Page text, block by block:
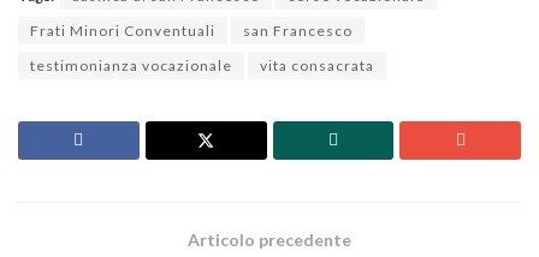
Frati Minori Conventuali
san Francesco
testimonianza vocazionale
vita consacrata
Articolo precedente